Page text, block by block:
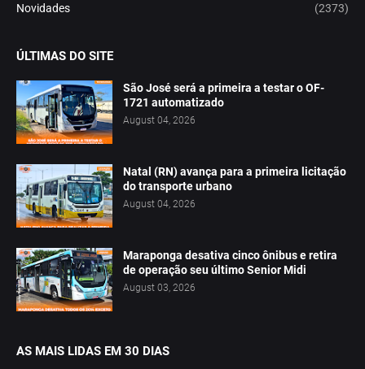
Novidades (2373)
ÚLTIMAS DO SITE
São José será a primeira a testar o OF-
1721 automatizado
August 04, 2026
Natal (RN) avança para a primeira licitação
do transporte urbano
August 04, 2026
Maraponga desativa cinco ônibus e retira
de operação seu último Senior Midi
August 03, 2026
AS MAIS LIDAS EM 30 DIAS